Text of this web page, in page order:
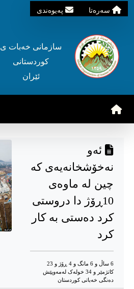
سه‌ره‌تا په‌یوه‌ندی
سازمانی خه‌بات ی
کوردستانی
ئێران
ئەو
نەخۆشخانەیەی کە
چین لە ماوەی
10ڕۆژ دا دروستی
کرد دەستی بە کار
کرد
6 ساڵ و 6 مانگ و 4 ڕۆژ و 23
کاتژمێر و 34 خوله‌ک له‌مه‌وپێش‌
دەنگی خەباتی کوردستان